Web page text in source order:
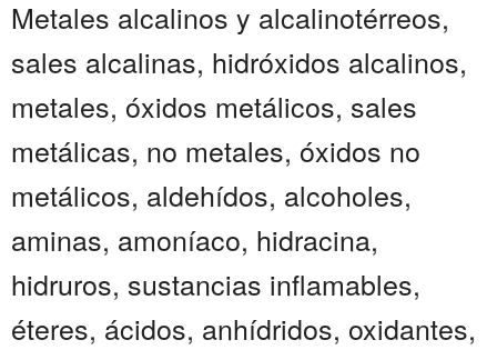
Metales alcalinos y alcalinotérreos,
sales alcalinas, hidróxidos alcalinos,
metales, óxidos metálicos, sales
metálicas, no metales, óxidos no
metálicos, aldehídos, alcoholes,
aminas, amoníaco, hidracina,
hidruros, sustancias inflamables,
éteres, ácidos, anhídridos, oxidantes,